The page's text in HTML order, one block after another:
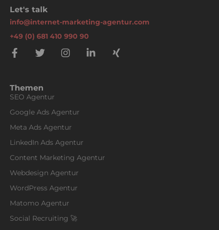
Let's talk
info@internet-marketing-agentur.com
+49 (0) 681 410 990 90
Themen
SEO Agentur
Google Ads Agentur
Meta Ads Agentur
LinkedIn Ads Agentur
Content Marketing Agentur
Webdesign Agentur
WordPress Agentur
Matomo Agentur
Social Recruiting 🚀